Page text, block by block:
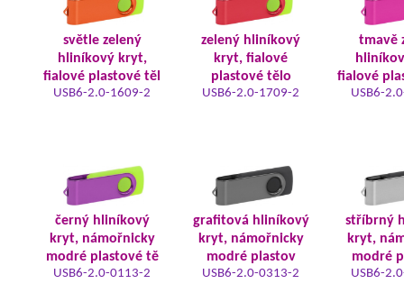
světle zelený
hliníkový kryt,
fialové plastové těl
USB6-2.0-1609-2
zelený hliníkový
kryt, fialové
plastové tělo
USB6-2.0-1709-2
tmavě
fialové
USB6-
černý hliníkový
kryt, námořnicky
modré plastové tě
USB6-2.0-0113-2
grafitová hliníkový
kryt, námořnicky
modré plastov
USB6-2.0-0313-2
stříbrný
kryt,
modré
USB6-